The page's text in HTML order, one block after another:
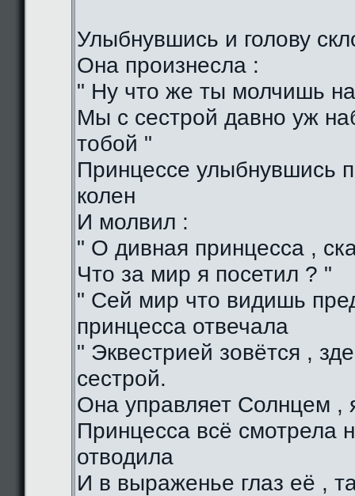
Улыбнувшись и голову
Она произнесла :
" Ну что же ты молчишь
Мы с сестрой давно уж
тобой "
Принцессе улыбнувшись
колен
И молвил :
" О дивная принцесса ,
Что за мир я посетил ? "
" Сей мир что видишь
принцесса отвечала
" Эквестрией зовётся ,
сестрой.
Она управляет Солнцем ,
Принцесса всё смотрела
отводила
И в выраженье глаз её ,